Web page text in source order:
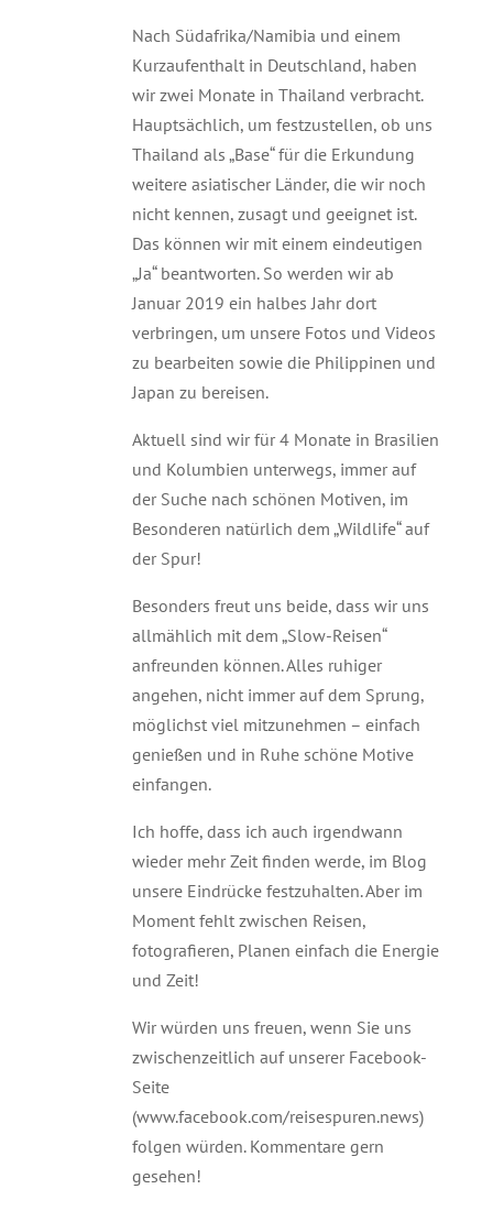
Nach Südafrika/Namibia und einem
Kurzaufenthalt in Deutschland, haben
wir zwei Monate in Thailand verbracht.
Hauptsächlich, um festzustellen, ob uns
Thailand als „Base“ für die Erkundung
weitere asiatischer Länder, die wir noch
nicht kennen, zusagt und geeignet ist.
Das können wir mit einem eindeutigen
„Ja“ beantworten. So werden wir ab
Januar 2019 ein halbes Jahr dort
verbringen, um unsere Fotos und Videos
zu bearbeiten sowie die Philippinen und
Japan zu bereisen.
Aktuell sind wir für 4 Monate in Brasilien
und Kolumbien unterwegs, immer auf
der Suche nach schönen Motiven, im
Besonderen natürlich dem „Wildlife“ auf
der Spur!
Besonders freut uns beide, dass wir uns
allmählich mit dem „Slow-Reisen“
anfreunden können. Alles ruhiger
angehen, nicht immer auf dem Sprung,
möglichst viel mitzunehmen – einfach
genießen und in Ruhe schöne Motive
einfangen.
Ich hoffe, dass ich auch irgendwann
wieder mehr Zeit finden werde, im Blog
unsere Eindrücke festzuhalten. Aber im
Moment fehlt zwischen Reisen,
fotografieren, Planen einfach die Energie
und Zeit!
Wir würden uns freuen, wenn Sie uns
zwischenzeitlich auf unserer Facebook-
Seite
(www.facebook.com/reisespuren.news)
folgen würden. Kommentare gern
gesehen!